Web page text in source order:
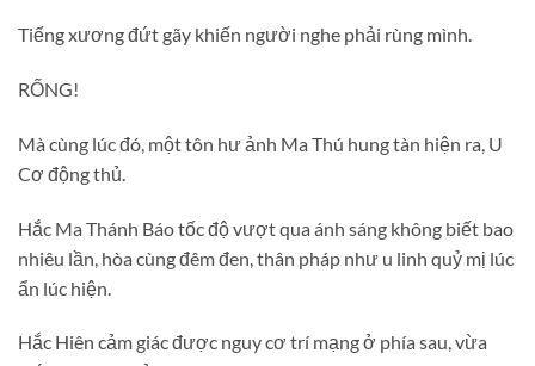
Tiếng xương đứt gãy khiến người nghe phải rùng mình.
RỐNG!
Mà cùng lúc đó, một tôn hư ảnh Ma Thú hung tàn hiện ra, U
Cơ động thủ.
Hắc Ma Thánh Báo tốc độ vượt qua ánh sáng không biết bao
nhiêu lần, hòa cùng đêm đen, thân pháp như u linh quỷ mị lúc
ẩn lúc hiện.
Hắc Hiên cảm giác được nguy cơ trí mạng ở phía sau, vừa